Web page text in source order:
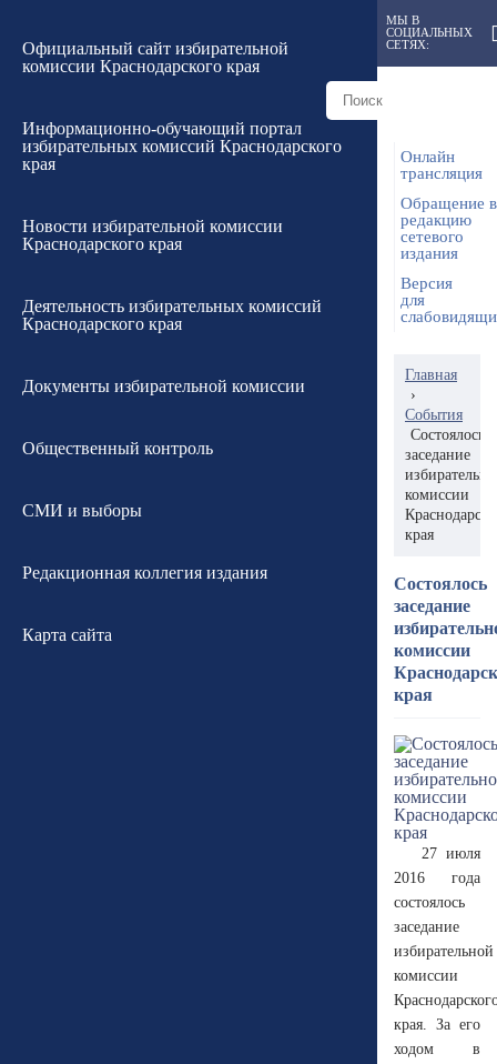
Официальный сайт избирательной
комиссии Краснодарского края
Информационно-обучающий портал
избирательных комиссий Краснодарского
края
Новости избирательной комиссии
Краснодарского края
Деятельность избирательных комиссий
Краснодарского края
Документы избирательной комиссии
Общественный контроль
СМИ и выборы
Редакционная коллегия издания
Карта сайта
МЫ В
СОЦИАЛЬНЫХ
СЕТЯХ:
Онлайн
трансляция
Обращение в
редакцию
сетевого
издания
Версия
для
Главная
›
События
Состоялось
заседание
комиссии
края
Состоялось
заседание
комиссии
края
27 июля
2016 года
состоялось
заседание
избирательной
комиссии
края. За его
ходом в